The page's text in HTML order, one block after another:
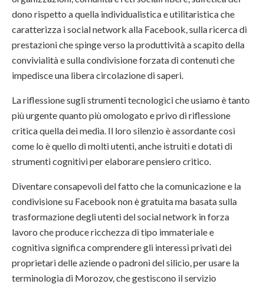
dono rispetto a quella individualistica e utilitaristica che
caratterizza i social network alla Facebook, sulla ricerca di
prestazioni che spinge verso la produttività a scapito della
convivialità e sulla condivisione forzata di contenuti che
impedisce una libera circolazione di saperi.
La riflessione sugli strumenti tecnologici che usiamo è tanto
più urgente quanto più omologato e privo di riflessione
critica quella dei media. Il loro silenzio è assordante così
come lo è quello di molti utenti, anche istruiti e dotati di
strumenti cognitivi per elaborare pensiero critico.
Diventare consapevoli del fatto che la comunicazione e la
condivisione su Facebook non è gratuita ma basata sulla
trasformazione degli utenti del social network in forza
lavoro che produce ricchezza di tipo immateriale e
cognitiva significa comprendere gli interessi privati dei
proprietari delle aziende o padroni del silicio, per usare la
terminologia di Morozov, che gestiscono il servizio